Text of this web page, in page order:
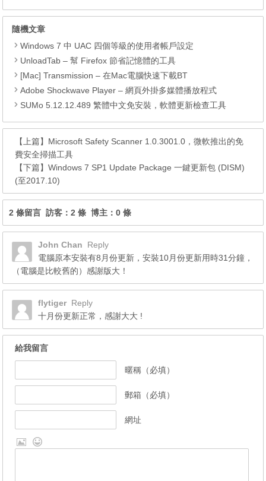
隨機文章
Windows 7 中 UAC 四個等級的使用者帳戶設定
UnloadTab – 幫 Firefox 節省記憶體的工具
[Mac] Transmission – 在Mac電腦快速下載BT
Adobe Shockwave Player – 網頁外掛多媒體播放程式
SUMo 5.12.12.489 繁體中文免安裝，軟體更新檢查工具
【上篇】 Microsoft Safety Scanner 1.0.3001.0，微軟推出的免
費安全掃描工具
【下篇】Windows 7 SP1 Update Package 一鍵更新包 (DISM)
(至2017.10)
2 條留言 訪客：2 條 博主：0 條
John Chan
Reply
電腦原本安裝有8月份更新，安裝10月份更新用時31分鐘，
（電腦是比較舊的）感謝版大！
flytiger Reply
十月份更新正常，感謝大大 !
給我留言
暱稱（必填）
郵箱（必填）
網址